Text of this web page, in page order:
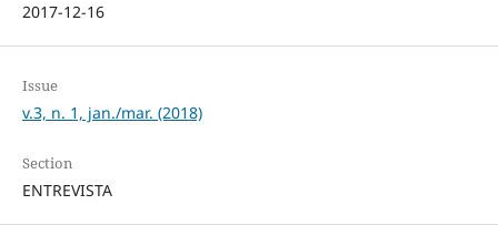
2017-12-16
Issue
v.3, n. 1, jan./mar. (2018)
Section
ENTREVISTA